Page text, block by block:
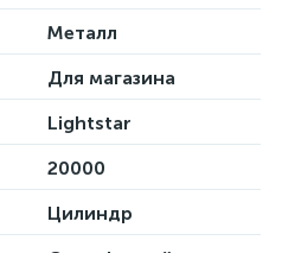
Металл
Для магазина
Lightstar
20000
Цилиндр